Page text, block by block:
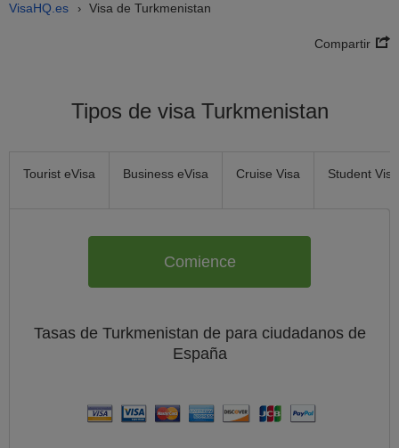
VisaHQ.es › Visa de Turkmenistan
Compartir
Tipos de visa Turkmenistan
Tourist eVisa Business eVisa Cruise Visa Student Visa
Comience
Tasas de Turkmenistan de para ciudadanos de
España